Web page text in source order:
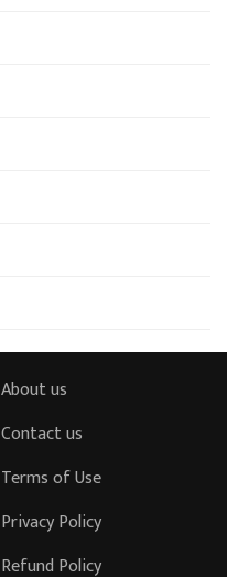
About us
Contact us
Terms of Use
Privacy Policy
Refund Policy